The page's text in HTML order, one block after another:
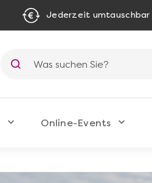
Jederzeit umtauschbar
Online-Events